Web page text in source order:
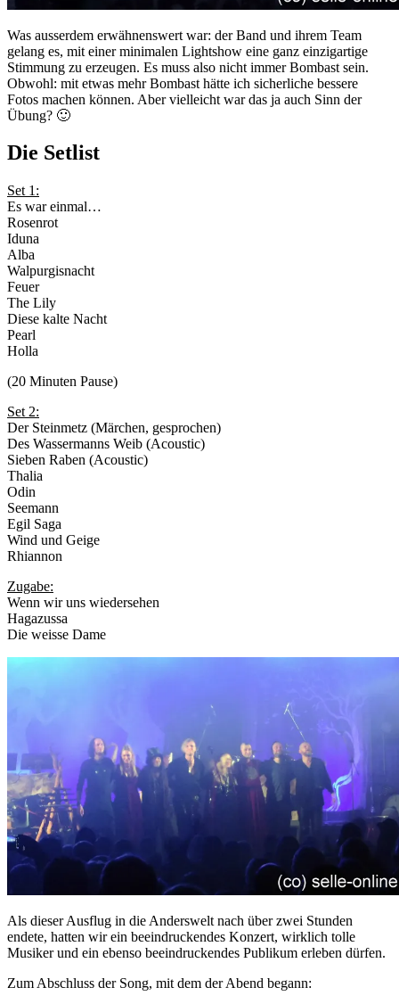
Was ausserdem erwähnenswert war: der Band und ihrem Team
gelang es, mit einer minimalen Lightshow eine ganz einzigartige
Stimmung zu erzeugen. Es muss also nicht immer Bombast sein.
Obwohl: mit etwas mehr Bombast hätte ich sicherliche bessere
Fotos machen können. Aber vielleicht war das ja auch Sinn der
Übung? 🙂
Die Setlist
Set 1:
Es war einmal…
Rosenrot
Iduna
Alba
Walpurgisnacht
Feuer
The Lily
Diese kalte Nacht
Pearl
Holla
(20 Minuten Pause)
Set 2:
Der Steinmetz (Märchen, gesprochen)
Des Wassermanns Weib (Acoustic)
Sieben Raben (Acoustic)
Thalia
Odin
Seemann
Egil Saga
Wind und Geige
Rhiannon
Zugabe:
Wenn wir uns wiedersehen
Hagazussa
Die weisse Dame
Als dieser Ausflug in die Anderswelt nach über zwei Stunden
endete, hatten wir ein beeindruckendes Konzert, wirklich tolle
Musiker und ein ebenso beeindruckendes Publikum erleben dürfen.
Zum Abschluss der Song, mit dem der Abend begann: